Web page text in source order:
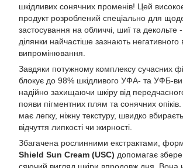
шкідливих сонячних променів! Цей
продукт розроблений спеціально для
застосування на обличчі, шиї та декольте
ділянки найчастіше зазнають
випромінювання.
Завдяки потужному комплексу сучасних
блокує до 98% шкідливого УФА- та УФБ-
надійно захищаючи шкіру від
появи пігментних плям та сонячних
має легку, ніжну текстуру, швидко
відчуття липкості чи жирності.
Збагачена рослинними екстрактами,
Shield Sun Cream (USC) допомагає